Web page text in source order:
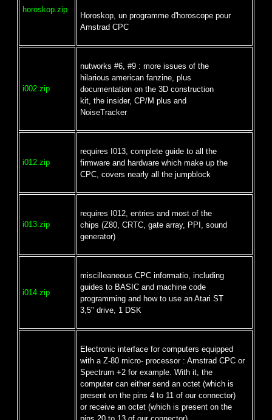
horoskop.zip
Horoskop, un programme d'horoscope pour
Amstrad CPC
i002.zip
nutworks #6, #9 : more issues of the
hilarious american fanzine, plus
documentation on the 3D construction
kit, the insider, CP/M plus and
NoiseTracker
i012.zip
requires I013, complete guide to all the
firmware and hardware which make up the
CPC, covers nearly all the jumpblock
i013.zip
requires I012, entries and most of the
chips (Z80, CRTC, gate array, PPI, sound
generator)
i014.zip
miscilleaneous CPC informatio, including
guides to BASIC and machine code
programming and how to use an Atari ST
3,5" drive, 1 DSK
Electronic interface for computers equipped
with a Z-80 micro- processor : Amstrad CPC or
Spectrum +2 for example. With it, the
computer can either send an octet (which is
present on the pins 4 to 11 of our connector)
or receive an octet (which is present on the